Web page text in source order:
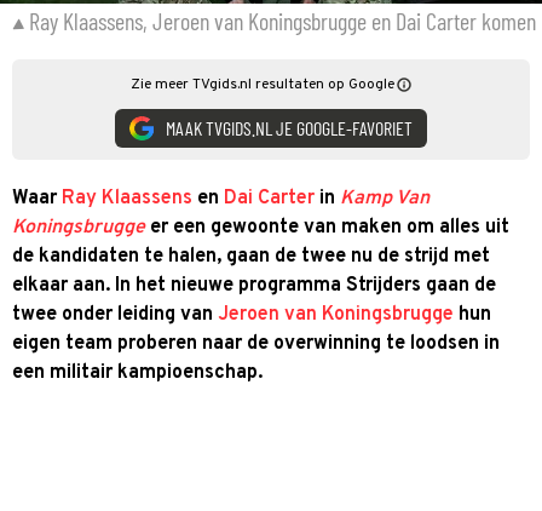
Ray Klaassens, Jeroen van Koningsbrugge en Dai Carter
Zie meer TVgids.nl resultaten op Google
MAAK TVGIDS.NL JE GOOGLE-FAVORIET
Waar Ray Klaassens en Dai Carter in Kamp Van
Koningsbruggeer een gewoonte van maken om alles uit
de kandidaten te halen, gaan de twee nu de strijd met
elkaar aan. In het nieuwe programma Strijders gaan de
twee onder leiding van Jeroen van Koningsbrugge hun
eigen team proberen naar de overwinning te loodsen in
een militair kampioenschap.